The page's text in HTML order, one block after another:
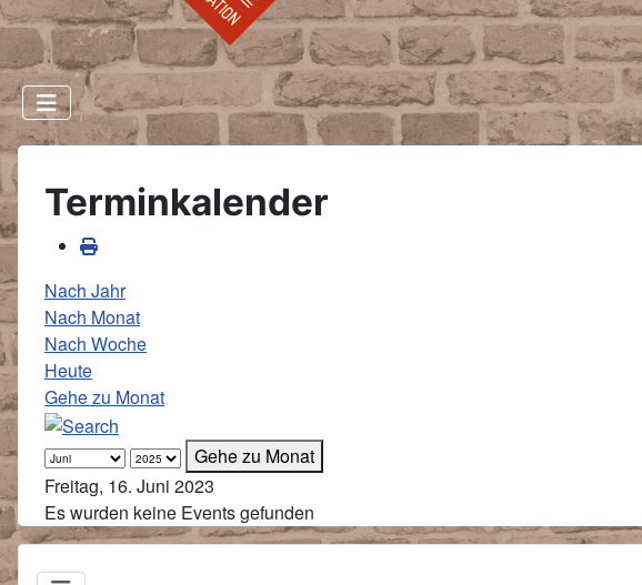
Terminkalender
Nach Jahr
Nach Monat
Nach Woche
Heute
Gehe zu Monat
Gehe zu Monat
Freitag, 16. Juni 2023
Es wurden keine Events gefunden